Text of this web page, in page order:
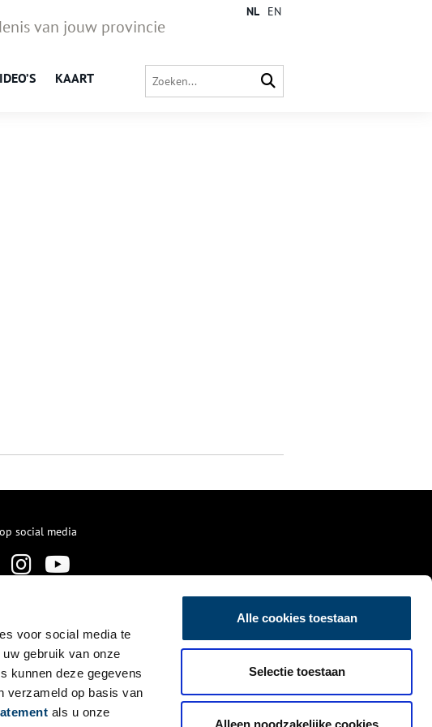
voor social media te
gebruik van onze
kunnen deze gegevens
verzameld op basis van
als u onze
Alle cookies toestaan
Selectie toestaan
Alleen noodzakelijke cookies
van jouw provincie
KAART
NL EN
social media